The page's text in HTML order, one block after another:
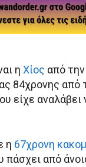
η Χίος από
84χρονης από
είχε αναλάβει
η 67χρονη
πάσχει από